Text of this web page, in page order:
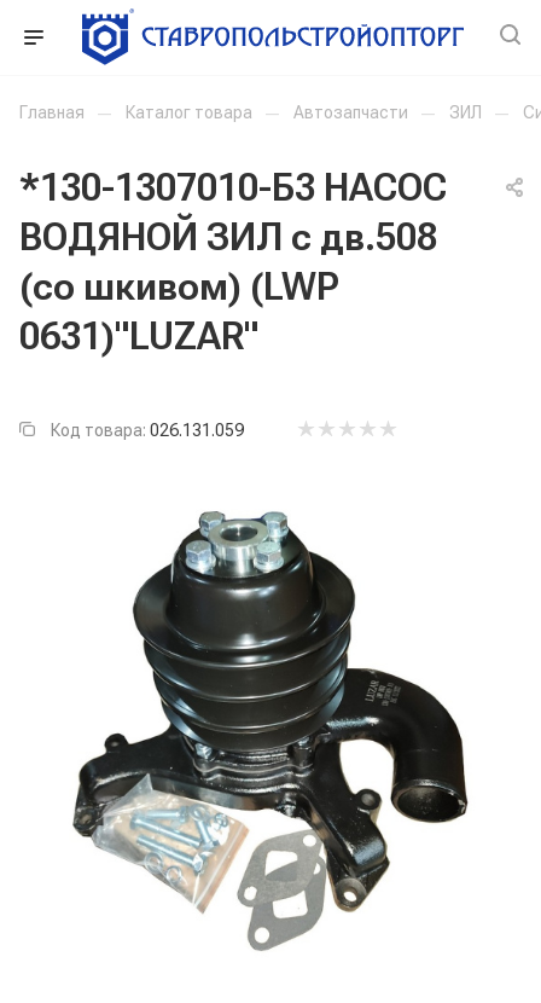
Главная — Каталог товара — Автозапчасти — ЗИЛ —
*130-1307010-Б3 НАСОС
ВОДЯНОЙ ЗИЛ с дв.508
(со шкивом) (LWP
0631)"LUZAR"
Код товара: 026.131.059